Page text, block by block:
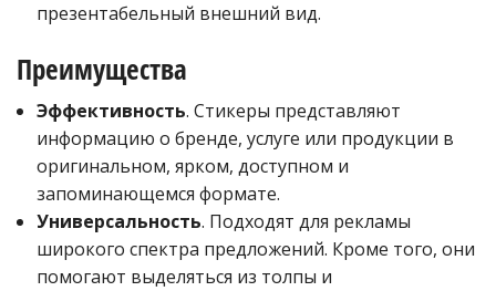
презентабельный внешний вид.
Преимущества
Эффективность. Стикеры представляют
информацию о бренде, услуге или продукции в
оригинальном, ярком, доступном и
запоминающемся формате.
Универсальность. Подходят для рекламы
широкого спектра предложений. Кроме того, они
помогают выделяться из толпы и